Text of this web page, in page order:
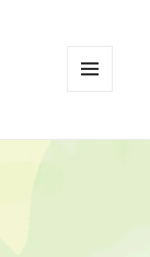
WIDGETS